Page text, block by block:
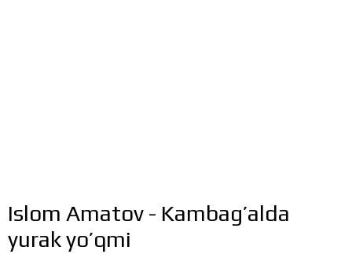
Islom Amatov - Kambag’alda
yurak yo’qmi